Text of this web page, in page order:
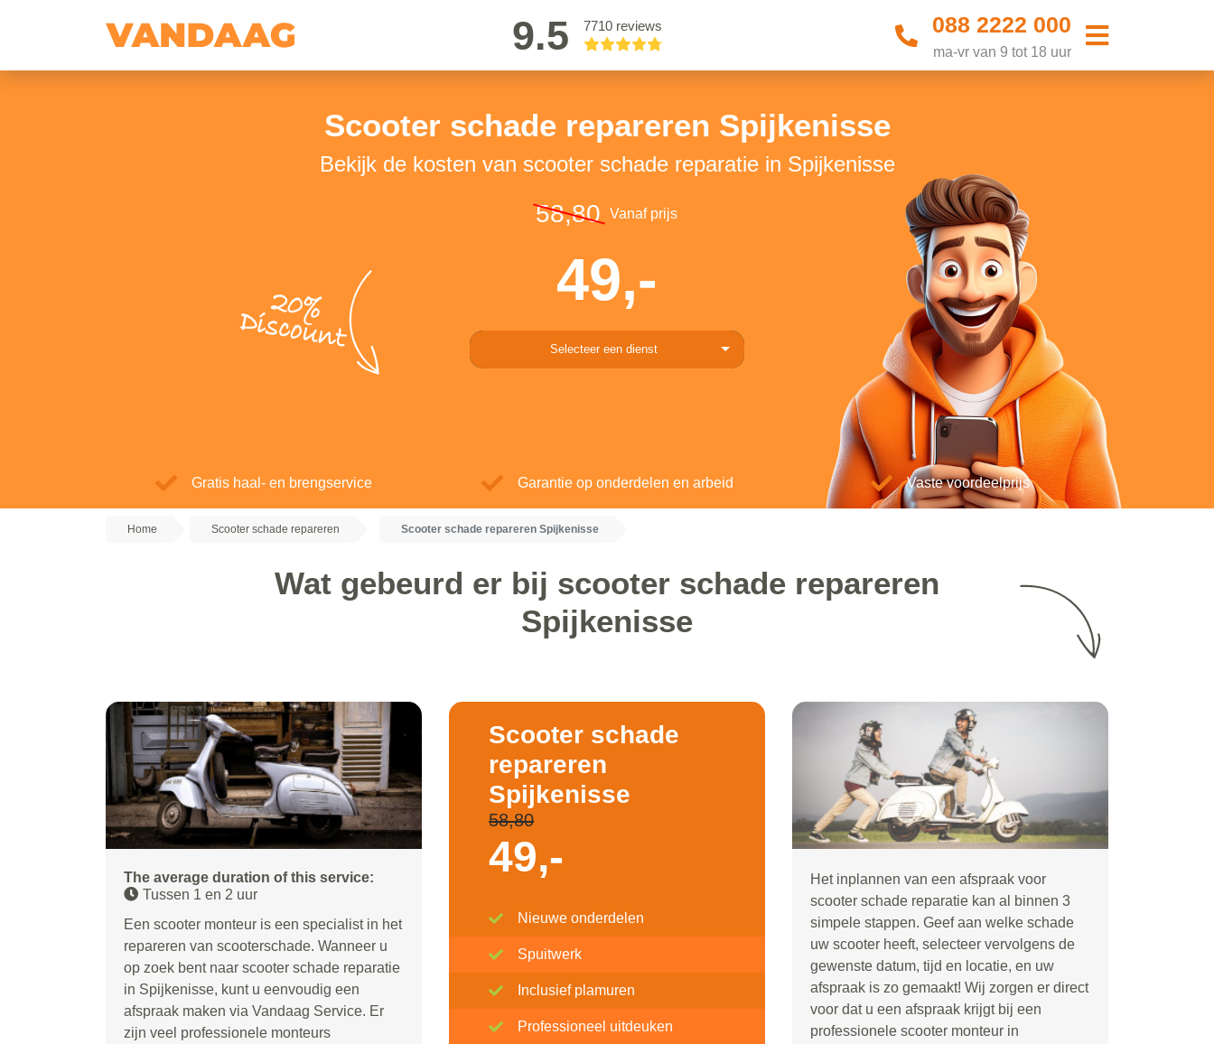
9.5 7710 reviews 088 2222 000
ma-vr van 9 tot 18 uur
Scooter schade repareren Spijkenisse
Bekijk de kosten van scooter schade reparatie in Spijkenisse
20%
Discount
58,80 Vanaf prijs
49,-
Selecteer een dienst
Gratis haal- en brengservice Garantie op onderdelen en arbeid Vaste voordeelprijs
Home Scooter schade repareren Scooter schade repareren Spijkenisse
Wat gebeurd er bij scooter schade repareren
Spijkenisse
The average duration of this service:
Tussen 1 en 2 uur
Een scooter monteur is een specialist in het
repareren van scooterschade. Wanneer u
op zoek bent naar scooter schade reparatie
in Spijkenisse, kunt u eenvoudig een
afspraak maken via Vandaag Service. Er
zijn veel professionele monteurs
Scooter schade
repareren
Spijkenisse
58,80
49,-
Nieuwe onderdelen
Spuitwerk
Inclusief plamuren
Professioneel uitdeuken
Het inplannen van een afspraak voor
scooter schade reparatie kan al binnen 3
simpele stappen. Geef aan welke schade
uw scooter heeft, selecteer vervolgens de
gewenste datum, tijd en locatie, en uw
afspraak is zo gemaakt! Wij zorgen er direct
voor dat u een afspraak krijgt bij een
professionele scooter monteur in